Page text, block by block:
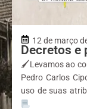
12 de março
Decretos e
🖌Levamos ao
Pedro Carlos
uso de suas